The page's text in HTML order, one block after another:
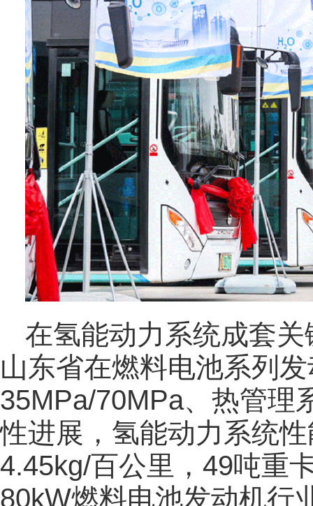
在氢能动力系统成套
山东省在燃料电池系列
35MPa/70MPa、热管理
性进展，氢能动力系统
4.45kg/百公里，49吨重
80kW燃料电池发动机行